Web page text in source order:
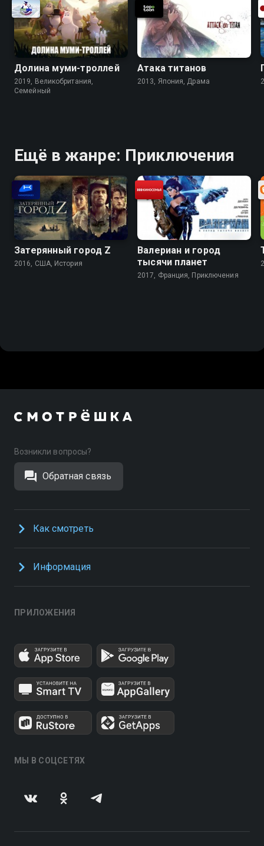
Долина муми-троллей
2019, Великобритания,
Cемейный
Атака титанов
2013, Япония, Драма
Ещё в жанре: Приключения
Затерянный город Z
2016, США, История
Валериан и город
тысячи планет
2017, Франция, Приключения
Возникли вопросы?
Обратная связь
Как смотреть
Информация
ПРИЛОЖЕНИЯ
МЫ В СОЦСЕТЯХ